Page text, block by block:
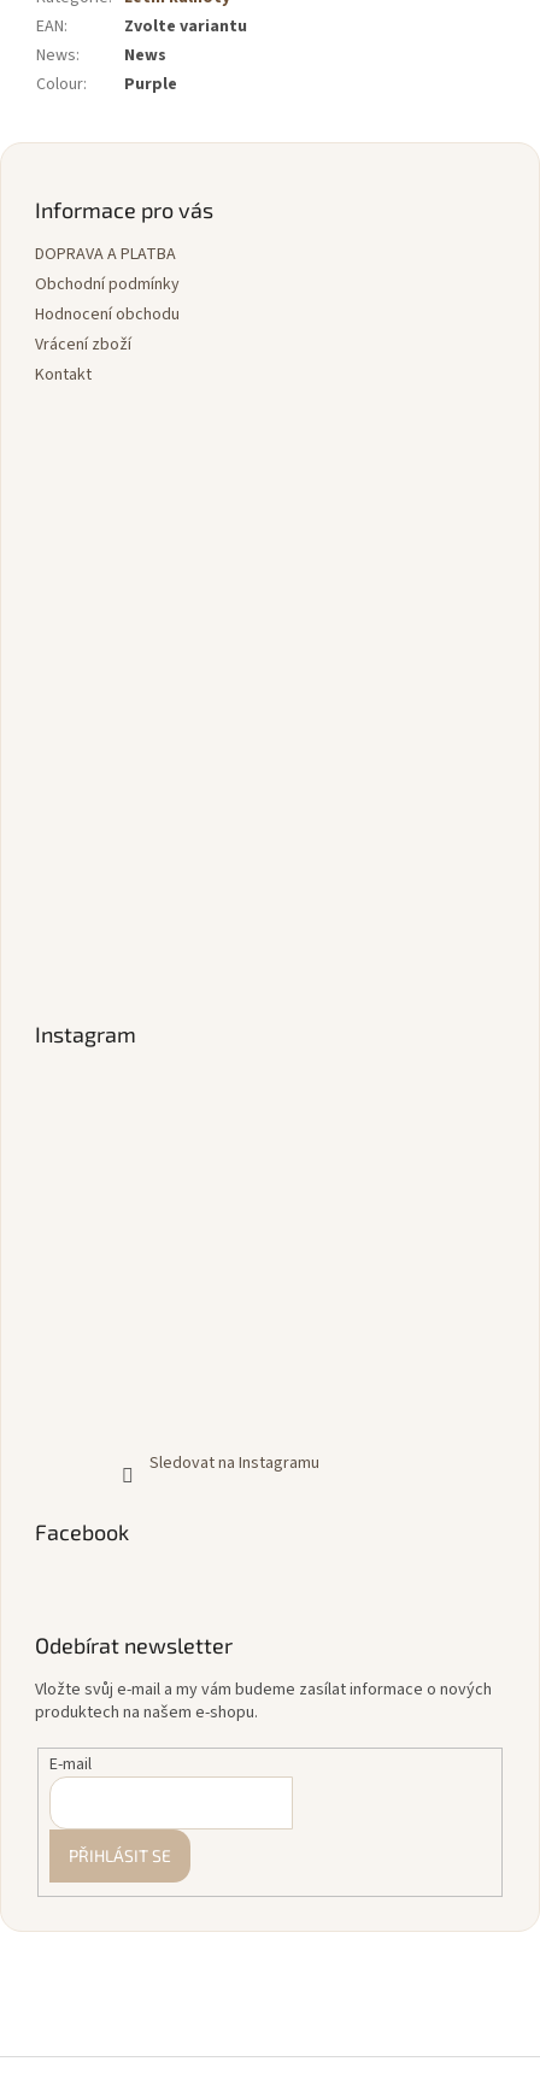
EAN:
Zvolte variantu
News:
News
Colour: Purple
Z
Informace pro vás
DOPRAVA A PLATBA
Obchodní podmínky
Hodnocení obchodu
Vrácení zboží
Kontakt
Instagram
Sledovat na Instagramu
Facebook
Odebírat newsletter
Vložte svůj e-mail a my vám budeme zasílat informace o nových
produktech na našem e-shopu.
E-mail
PŘIHLÁSIT SE